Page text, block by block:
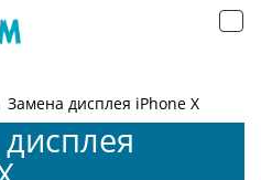
Замена дисплея iPhone X